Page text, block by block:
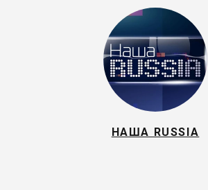
НАША RUSSIA